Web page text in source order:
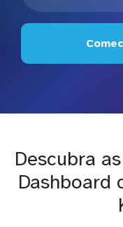
Descubra
Dashboard